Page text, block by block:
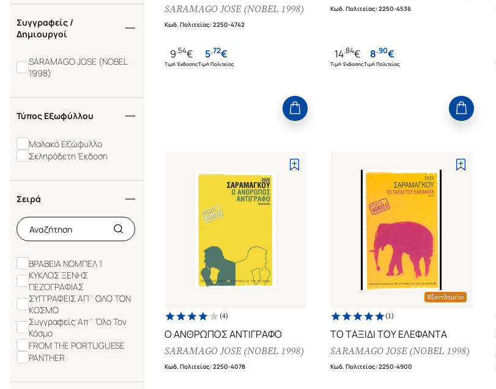
Συγγραφείς /
Δημιουργοί
SARAMAGO JOSE (NOBEL
1998)
Τύπος Εξωφύλλου
Μαλακό Εξώφυλλο
Σκληρόδετη Έκδοση
Σειρά
ΒΡΑΒΕΙΑ ΝΟΜΠΕΛ 1
ΚΥΚΛΟΣ ΞΕΝΗΣ
ΠΕΖΟΓΡΑΦΙΑΣ
ΣΥΓΓΡΑΦΕΙΣ ΑΠ΄ ΟΛΟ ΤΟΝ
ΚΟΣΜΟ
Συγγραφείς Απ΄ Όλο Τον
Κόσμο
FROM THE PORTUGUESE
PANTHER
SARAMAGO JOSE (NOBEL 1998)
Κωδ. Πολιτείας:2250-4742
9.54€
Τιμή Έκδοσης
5.72€
Τιμή Πολιτείας
Κωδ. Πολιτείας:2250-4536
14.84€
Τιμή Έκδοσης
8.90€
Τιμή Πολιτείας
(4)
Ο ΑΝΘΡΩΠΟΣ ΑΝΤΙΓΡΑΦΟ
SARAMAGO JOSE (NOBEL 1998)
Κωδ. Πολιτείας:2250-4078
Εξαντλημένο
(1)
ΤΟ ΤΑΞΙΔΙ ΤΟΥ ΕΛΕΦΑΝΤΑ
SARAMAGO JOSE (NOBEL 1998)
Κωδ. Πολιτείας:2250-4900